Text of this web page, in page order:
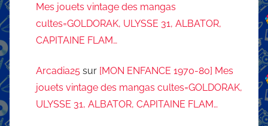
Mes jouets vintage des mangas
cultes=GOLDORAK, ULYSSE 31, ALBATOR,
CAPITAINE FLAM…
Arcadia25 sur [MON ENFANCE 1970-80] Mes
jouets vintage des mangas cultes=GOLDORAK,
ULYSSE 31, ALBATOR, CAPITAINE FLAM…